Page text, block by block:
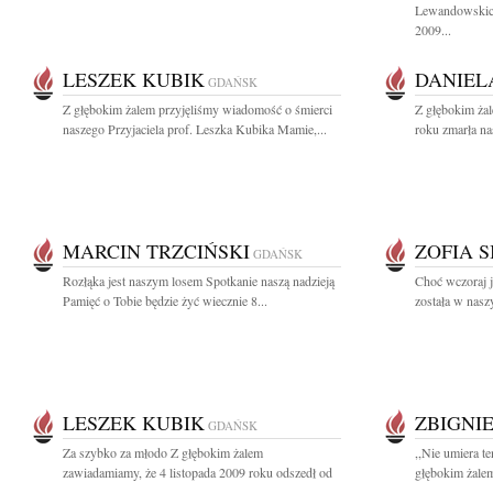
2009...
LESZEK KUBIK GDAŃSK
Z głębokim żalem przyjęliśmy wiadomość o śmierci
naszego Przyjaciela prof. Leszka Kubika Mamie,...
Z głębokim
roku zmarła
MARCIN TRZCIŃSKI GDAŃSK
Rozłąka jest naszym losem Spotkanie naszą nadzieją
Pamięć o Tobie będzie żyć wiecznie 8...
ZOFIA
Choć wczoraj
została w
LESZEK KUBIK GDAŃSK
Za szybko za młodo Z głębokim żalem
zawiadamiamy, że 4 listopada 2009 roku odszedł od
,,Nie umiera
głębokim